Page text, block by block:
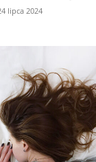
lipca 2024